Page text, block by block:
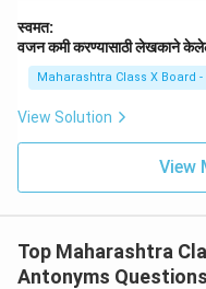
स्वमत:
वजन कमी करण्यासाठी लेखकाने
Maharashtra Class X Board -
View Solution
View
Top Maharashtra
Antonyms Questions